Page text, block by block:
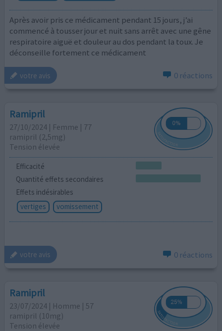
Après avoir pris ce médicament pendant 15 jours, j’ai
commencé à tousser jour et nuit sans arrêt avec une gêne
respiratoire aiguë et douleur au dos pendant la toux. Je
déconseille fortement ce médicament
votre avis 0 réactions
Ramipril
27/10/2024 | Femme | 77
ramipril (2,5mg)
Tension élevée
Efficacité
Quantité effets secondaires
Effets indésirables
vertiges
vomissement
votre avis 0 réactions
Ramipril
23/07/2024 | Homme | 57
ramipril (10mg)
Tension élevée